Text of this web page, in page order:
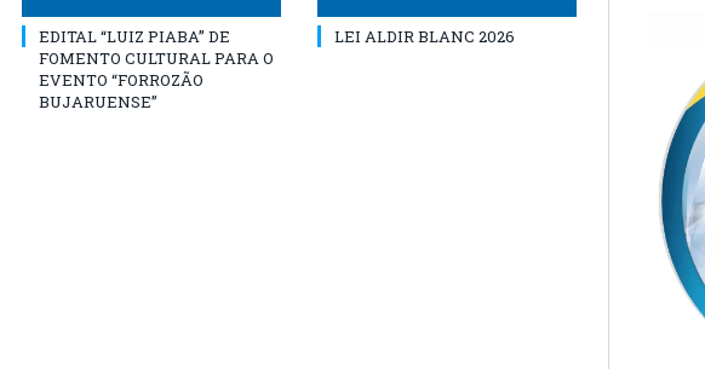
EDITAL “LUIZ PIABA” DE
FOMENTO CULTURAL PARA O
EVENTO “FORROZÃO
BUJARUENSE”
LEI ALDIR BLANC 2026